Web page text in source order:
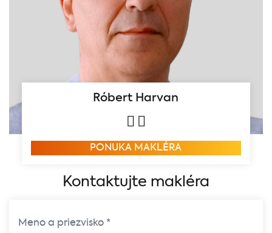
Róbert Harvan
PONUKA MAKLÉRA
Kontaktujte makléra